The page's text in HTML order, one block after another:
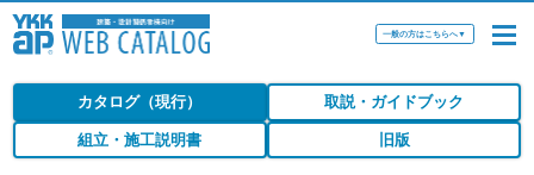
一般の方はこちらへ▼
カタログ（現行） 取説・ガイドブック
組立・施工説明書 旧版